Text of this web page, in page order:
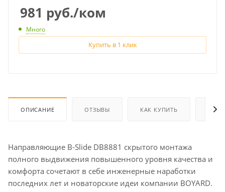
981 руб./ком
Много
Купить в 1 клик
ОПИСАНИЕ ОТЗЫВЫ КАК КУПИТЬ
Направляющие B-Slide DB8881 скрытого монтажа
полного выдвижения повышенного уровня качества и
комфорта сочетают в себе инженерные наработки
последних лет и новаторские идеи компании BOYARD.